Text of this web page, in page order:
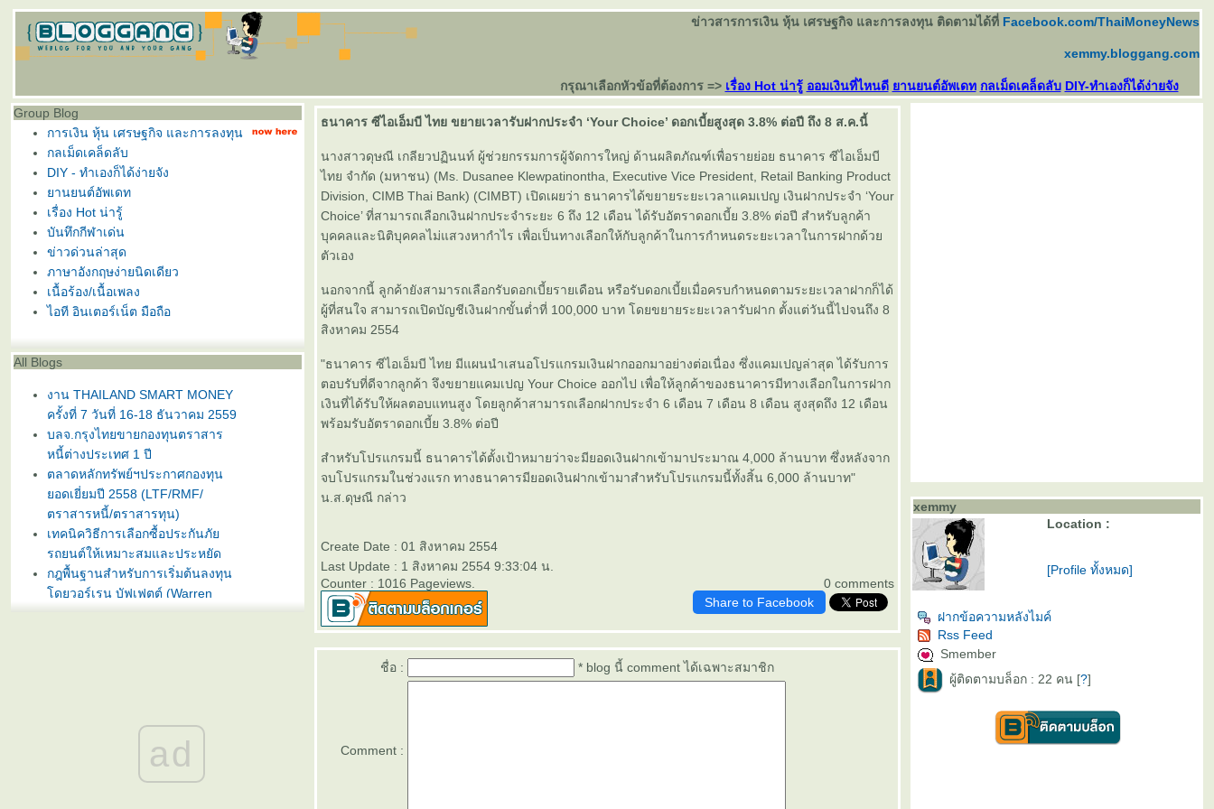
ข่าวสารการเงิน หุ้น เศรษฐกิจ และการลงทุน ติดตามได้ที่ Facebook.com/ThaiMoneyNews
xemmy.bloggang.com
กรุณาเลือกหัวข้อที่ต้องการ => เรื่อง Hot น่ารู้ ออมเงินที่ไหนดี านยนต์อัพเดท กลเม็ดเคล็ดลับ DIY-ทำเองก็ได้ง่ายจัง
Group Blog
การเงิน หุ้น เศรษฐกิจ และการลงทุน
กลเม็ดเคล็ดลับ
DIY - ทำเองก็ได้ง่ายจัง
านยนต์อัพเดท
เรื่อง Hot น่ารู้
บันทึกกีฬาเด่น
ข่าวด่วนล่าสุด
ภาษาอังกฤษง่ายนิดเดียว
เนื้อร้อง/เนื้อเพลง
ไอที อินเตอร์เน็ต มือถือ
All Blogs
งาน THAILAND SMART MONEY
ครั้งที่ 7 วันที่ 16-18 ธันวาคม 2559
บลจ.กรุงไทยขายกองทุนตราสาร
หนี้ต่างประเทศ 1 ปี
ตลาดหลักทรัพย์ฯประกาศกองทุน
อดเยี่ยมปี 2558 (LTF/RMF/
ตราสารหนี้/ตราสารทุน)
เทคนิควิธีการเลือกซื้อประกันภั
รถยนต์ให้เหมาะสมและประหยัด
กฎพื้นฐานสำหรับการเริ่มต้นลงทุน
ดยวอร์เรน บัฟเฟตต์ (Warren
ดอกเบี้ยสูง 3% ต่อปี
บลจ. ทิสโก้ เปิดเสนอขาย “กองทุน
เปิด ทิสโก้ เจแปน อิควิตี้ ทริกเกอร์
8% #2” วันที่ 2- 9 ม.ค. 2557
ad
ธนาคาร ซีไอเอ็มบี ไทย ขยายเวลารับฝากประจำ ‘Your Choice’ ดอกเบี้ยสูงสุด 3.8% ต่อปี ถึง 8 ส.ค.นี้
นางสาวดุษณี เกลียวปฏินนท์ ผู้ช่วยกรรมการผู้จัดการใหญ่ ด้านผลิตภัณฑ์เพื่อรายย่อย ธนาคาร ซีไอเอ็มบี
ไทย จำกัด (มหาชน) (Ms. Dusanee Klewpatinontha, Executive Vice President, Retail Banking Product
Division, CIMB Thai Bank) (CIMBT) เปิดเผยว่า ธนาคารได้ขยายระยะเวลาแคมเปญ เงินฝากประจำ ‘Your
Choice’ ที่สามารถเลือกเงินฝากประจำระยะ 6 ถึง 12 เดือน ได้รับอัตราดอกเบี้ย 3.8% ต่อปี สำหรับลูกค้า
บุคคลและนิติบุคคลไม่แสวงหากำไร เพื่อเป็นทางเลือกให้กับลูกค้าในการกำหนดระยะเวลาในการฝากด้ว
ตัวเอง
นอกจากนี้ ลูกค้ายังสามารถเลือกรับดอกเบี้ยรายเดือน หรือรับดอกเบี้ยเมื่อครบกำหนดตามระยะเวลาฝากก็ได้
ผู้ที่สนใจ สามารถเปิดบัญชีเงินฝากขั้นต่ำที่ 100,000 บาท โดยขยายระยะเวลารับฝาก ตั้งแต่วันนี้ไปจนถึง 8
สิงหาคม 2554
"ธนาคาร ซีไอเอ็มบี ไทย มีแผนนำเสนอโปรแกรมเงินฝากออกมาอย่างต่อเนื่อง ซึ่งแคมเปญล่าสุด ได้รับการ
ตอบรับที่ดีจากลูกค้า จึงขยายแคมเปญ Your Choice ออกไป เพื่อให้ลูกค้าของธนาคารมีทางเลือกในการฝาก
เงินที่ได้รับให้ผลตอบแทนสูง โดยลูกค้าสามารถเลือกฝากประจำ 6 เดือน 7 เดือน 8 เดือน สูงสุดถึง 12 เดือน
พร้อมรับอัตราดอกเบี้ย 3.8% ต่อปี
สำหรับโปรแกรมนี้ ธนาคารได้ตั้งเป้าหมายว่าจะมียอดเงินฝากเข้ามาประมาณ 4,000 ล้านบาท ซึ่งหลังจาก
จบโปรแกรมในช่วงแรก ทางธนาคารมียอดเงินฝากเข้ามาสำหรับโปรแกรมนี้ทั้งสิ้น 6,000 ล้านบาท"
น.ส.ดุษณี กล่าว
Create Date : 01 สิงหาคม 2554
Last Update : 1 สิงหาคม 2554 9:33:04 น.
0 comments
Counter : 1016 Pageviews.
Share to Facebook
ชื่อ : * blog นี้ comment ได้เฉพาะสมาชิก
Comment :
xemmy
Location :
[Profile ทั้งหมด]
ฝากข้อความหลังไมค์
Rss Feed
Smember
ผู้ติดตามบล็อก : 22 คน [?]